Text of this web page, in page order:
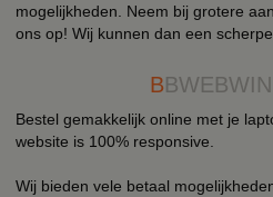
mogelijkheden. Neem bij grotere
ons op! Wij kunnen dan een
B
Bestel gemakkelijk online met je
website is 100% responsive.
Wij bieden vele betaal